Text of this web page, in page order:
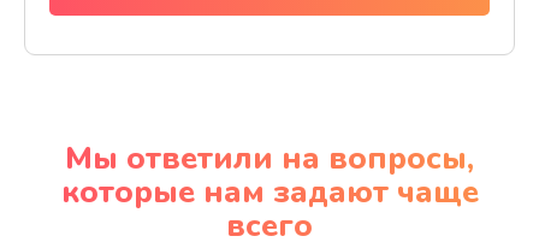
Заказать
Профилактическая чистка
Мы ответили на вопросы,
которые нам задают чаще
всего